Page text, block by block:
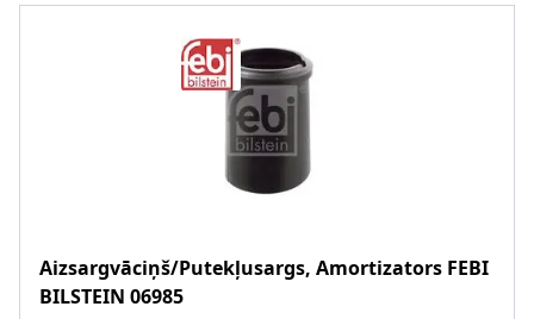
Aizsargvāciņš/Putekļusargs, Amortizators FEBI
BILSTEIN 06985